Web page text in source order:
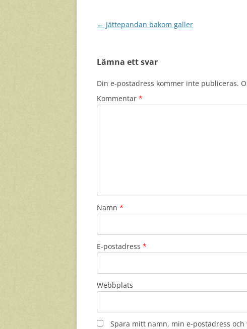
Inläggsnavigering
← Jättepandan bakom galler
Lämna ett svar
Din e-postadress kommer inte publiceras.
Kommentar *
Namn *
E-postadress *
Webbplats
Spara mitt namn, min e-postadress